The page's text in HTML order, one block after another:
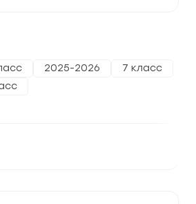
2025-2026
7 класс